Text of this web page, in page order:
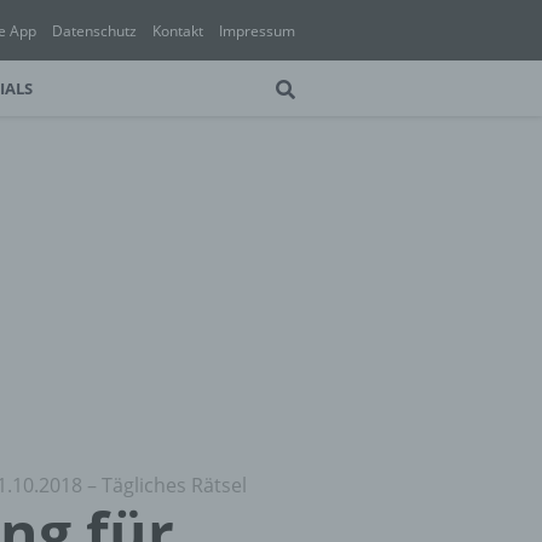
App Datenschutz Kontakt Impressum
– Tägliches Rätsel